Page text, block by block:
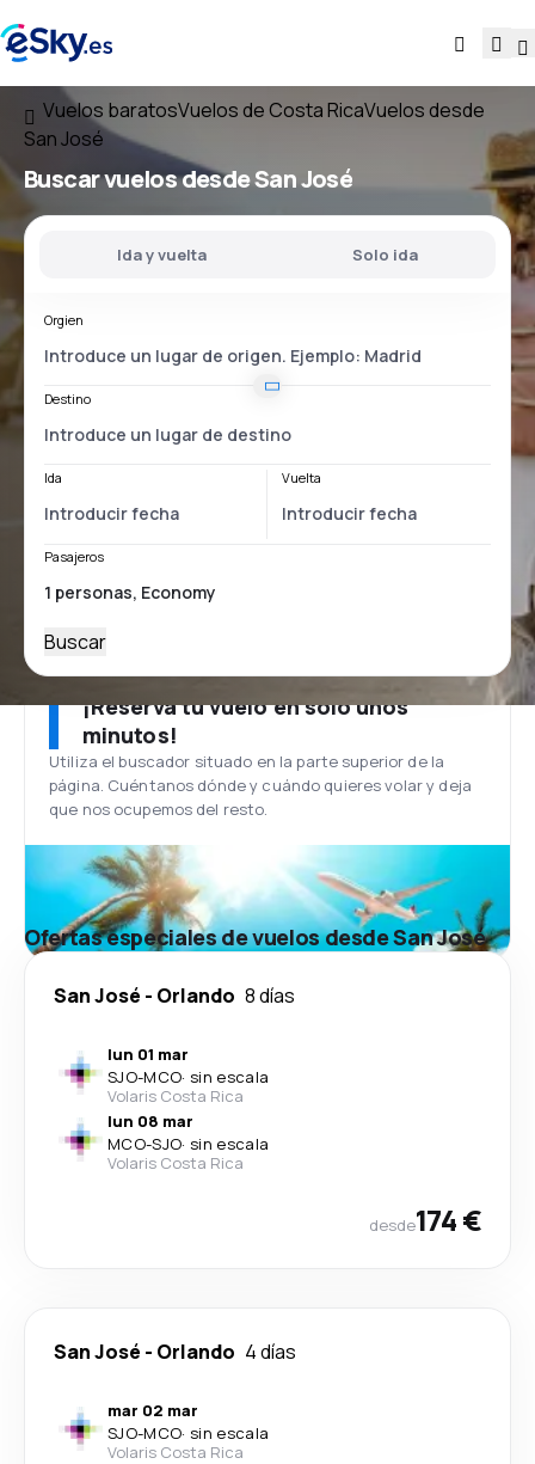
Vuelos baratosVuelos de Costa RicaVuelos desde
San José
Buscar vuelosdesde San José
Ida y vuelta Solo ida
Orgien
Destino
Ida Vuelta
Pasajeros
Buscar
¡Reserva tu vuelo en solo unos
minutos!
Utiliza el buscador situado en la parte superior de la
página. Cuéntanos dónde y cuándo quieres volar y deja
que nos ocupemos del resto.
Ofertas especiales de vuelos desde San José
San José - Orlando 8 días
lun 01 mar
SJO-MCO· sin escala
Volaris Costa Rica
lun 08 mar
MCO-SJO· sin escala
Volaris Costa Rica
desde174 €
San José - Orlando 4 días
mar 02 mar
SJO-MCO· sin escala
Volaris Costa Rica